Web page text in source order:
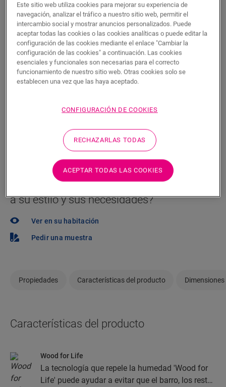
92,96€/m²
P.V.P Recomendado ( IVA incluido)
Encuentre un tienda cerca
¿Quiere ver este suelo en la vida real? ¿Le queda
alguna pregunta por hacer? ¡No se preocupe! Siempre
hay un tienda cerca.
BUSCAR
¿No está seguro de si este suelo se adapta
a su estilo y sus necesidades?
Ver en su habitación
Pedir una muestra
Propiedades Características del producto Dimensiones
Características del producto
Wood for Life
La tecnología que repele la humedad 'Wood for
Life' puede ayudar a evitar que el barro, los restos
Este sitio web utiliza cookies para mejorar su experiencia de
navegación, analizar el tráfico a nuestro sitio web, permitir el
intercambio social y mostrar anuncios personalizados. Puede
aceptar todas las cookies o las cookies analíticas o puede editar la
configuración de las cookies mediante el enlace "Cambiar la
configuración de las cookies" a continuación. Las cookies
esenciales y funcionales son necesarias para el correcto
funcionamiento de nuestro sitio web. Otras cookies solo se
establecen una vez que las haya aceptado.
CONFIGURACIÓN DE COOKIES
RECHAZARLAS TODAS
ACEPTAR TODAS LAS COOKIES